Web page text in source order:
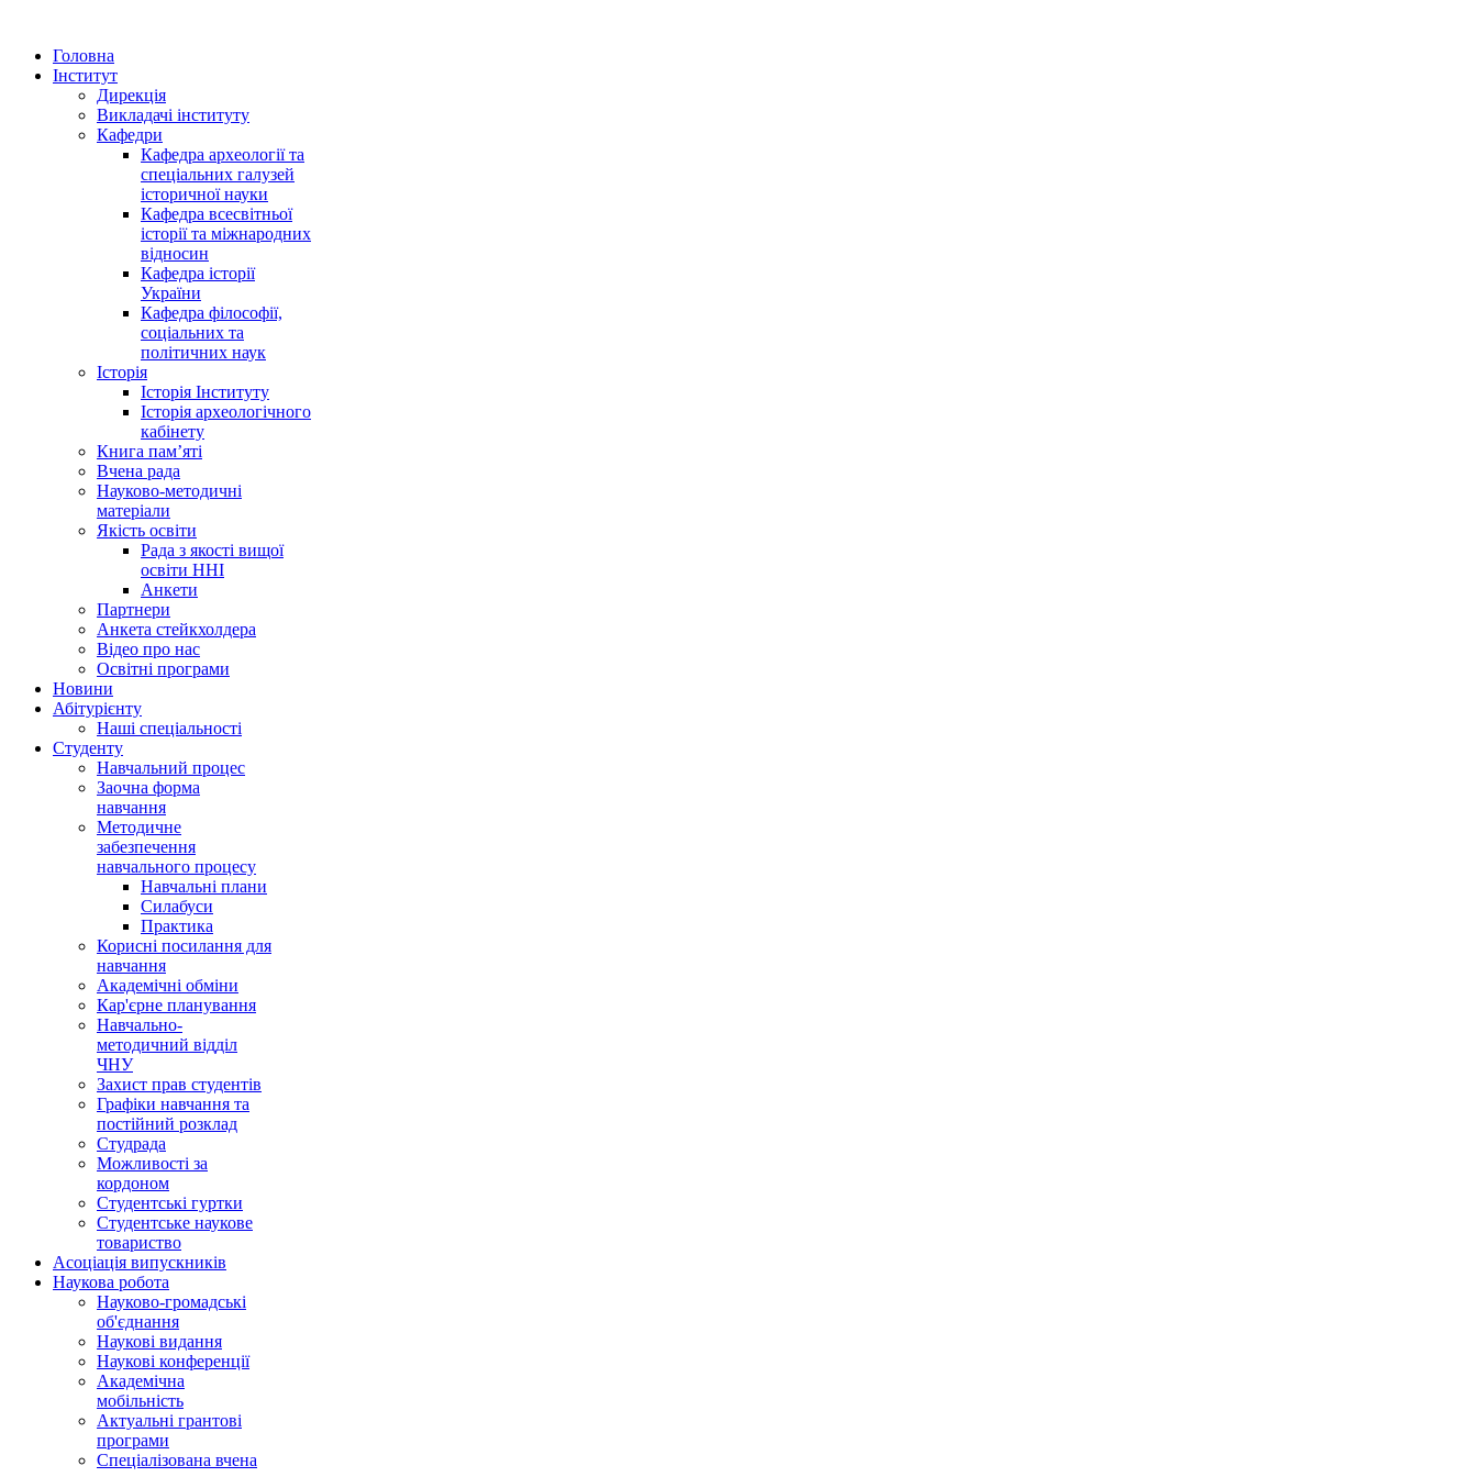
Головна
Інститут
Дирекція
Викладачі інституту
Кафедри
Кафедра археології та
спеціальних галузей
історичної науки
Кафедра всесвітньої
історії та міжнародних
відносин
Кафедра історії
України
Кафедра філософії,
соціальних та
політичних наук
Історія
Історія Інституту
Історія археологічного
кабінету
Книга памʼяті
Вчена рада
Науково-методичні
матеріали
Якість освіти
Рада з якості вищої
освіти ННІ
Анкети
Партнери
Анкета стейкхолдера
Відео про нас
Освітні програми
Hовини
Абітурієнту
Наші спеціальності
Студенту
Навчальний процес
Заочна форма
навчання
Методичне
забезпечення
навчального процесу
Навчальні плани
Силабуси
Практика
Корисні посилання для
навчання
Академічні обміни
Кар'єрне планування
Навчально-
методичний відділ
ЧНУ
Захист прав студентів
Графіки навчання та
постійний розклад
Студрада
Можливості за
кордоном
Студентські гуртки
Студентське наукове
товариство
Асоціація випускників
Наукова робота
Науково-громадські
об'єднання
Наукові видання
Наукові конференції
Академічна
мобільність
Актуальні грантові
програми
Спеціалізована вчена